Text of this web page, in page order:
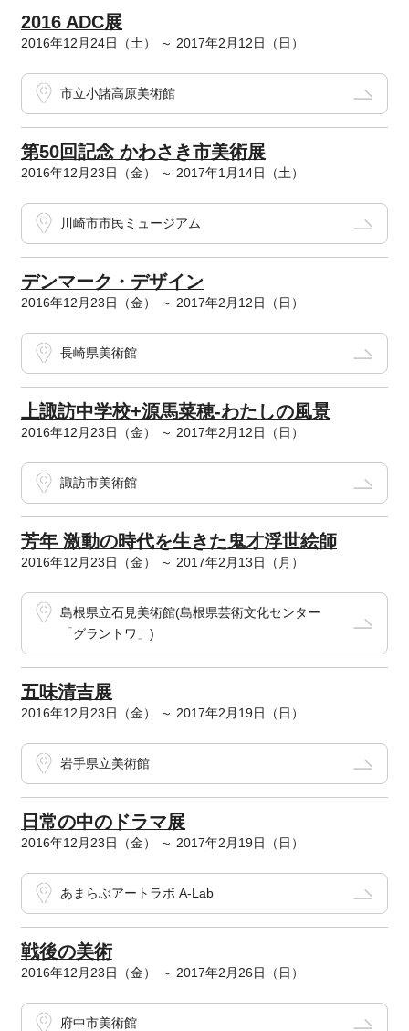
2016 ADC展
2016年12月24日（土） ～ 2017年2月12日（日）
市立小諸高原美術館
第50回記念 かわさき市美術展
2016年12月23日（金） ～ 2017年1月14日（土）
川崎市市民ミュージアム
デンマーク・デザイン
2016年12月23日（金） ～ 2017年2月12日（日）
長崎県美術館
上諏訪中学校+源馬菜穂-わたしの風景
2016年12月23日（金） ～ 2017年2月12日（日）
諏訪市美術館
芳年 激動の時代を生きた鬼才浮世絵師
2016年12月23日（金） ～ 2017年2月13日（月）
島根県立石見美術館(島根県芸術文化センター
「グラントワ」)
五味清吉展
2016年12月23日（金） ～ 2017年2月19日（日）
岩手県立美術館
日常の中のドラマ展
2016年12月23日（金） ～ 2017年2月19日（日）
あまらぶアートラボ A-Lab
戦後の美術
2016年12月23日（金） ～ 2017年2月26日（日）
府中市美術館